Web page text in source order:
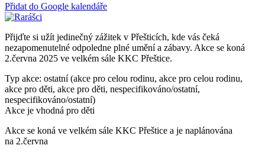
Přidat do Google kalendáře
Přijďte si užít jedinečný zážitek v Přešticích, kde vás čeká
nezapomenutelné odpoledne plné umění a zábavy. Akce se koná
2.června 2025 ve velkém sále KKC Přeštice.
Typ akce: ostatní (akce pro celou rodinu, akce pro celou rodinu,
akce pro děti, akce pro děti, nespecifikováno/ostatní,
nespecifikováno/ostatní)
Akce je vhodná pro děti
Akce se koná ve velkém sále KKC Přeštice a je naplánována
na 2.června